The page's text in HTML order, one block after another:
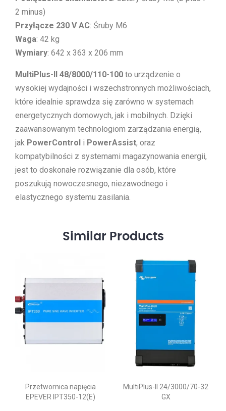
2 minus)
Przyłącze 230 V AC: Śruby M6
Waga: 42 kg
Wymiary: 642 x 363 x 206 mm
MultiPlus-II 48/8000/110-100 to urządzenie o
wysokiej wydajności i wszechstronnych możliwościach,
które idealnie sprawdza się zarówno w systemach
energetycznych domowych, jak i mobilnych. Dzięki
zaawansowanym technologiom zarządzania energią,
jak PowerControl i PowerAssist, oraz
kompatybilności z systemami magazynowania energii,
jest to doskonałe rozwiązanie dla osób, które
poszukują nowoczesnego, niezawodnego i
elastycznego systemu zasilania.
Similar Products
Przetwornica napięcia
EPEVER IPT350-12(E)
MultiPlus-II 24/3000/70-32
GX